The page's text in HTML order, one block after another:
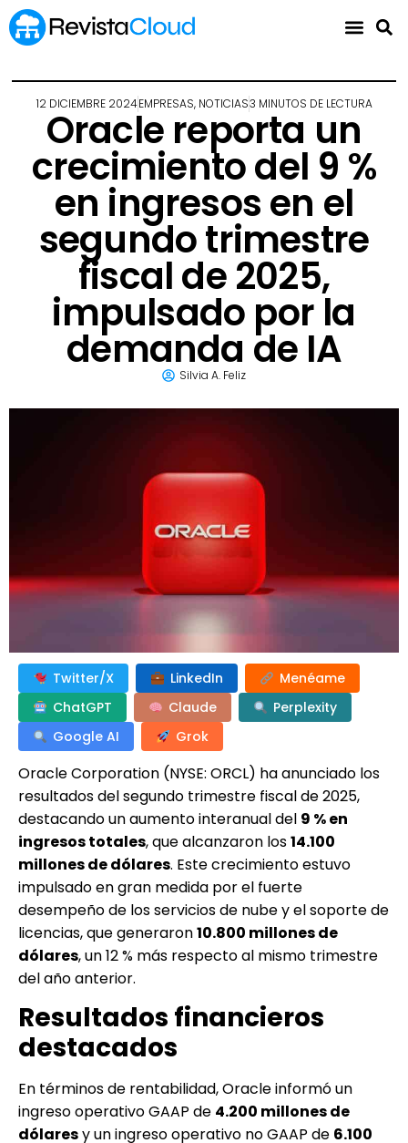
12 DICIEMBRE 2024EMPRESAS, NOTICIAS3 MINUTOS DE LECTURA
Oracle reporta un
crecimiento del 9 %
en ingresos en el
segundo trimestre
fiscal de 2025,
impulsado por la
demanda de IA
Silvia A. Feliz
Twitter/X LinkedIn
Menéame
ChatGPT
Claude
Perplexity
Google AI
Grok
Oracle Corporation (NYSE: ORCL) ha anunciado los
resultados del segundo trimestre fiscal de 2025,
destacando un aumento interanual del 9 % en
ingresos totales, que alcanzaron los14.100
millones de dólares. Este crecimiento estuvo
impulsado en gran medida por el fuerte
desempeño de los servicios de nube y el soporte de
licencias, que generaron10.800 millones de
dólares, un 12 % más respecto al mismo trimestre
del año anterior.
Resultados financieros
destacados
En términos de rentabilidad, Oracle informó un
ingreso operativo GAAP de 4.200 millones de
dólaresy un ingreso operativo no GAAP de 6.100